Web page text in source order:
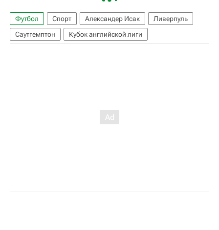
Футбол Спорт Александер Исак
Ливерпуль
Саутгемптон
Кубок английской лиги